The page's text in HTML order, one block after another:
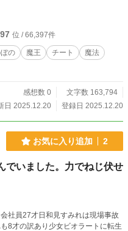
付いてしまうのか、「無」だった
は新たな友と出会い、親のように
は楽しく暮らしていた。人の機敏
表情や仕草だけで読み取る化け物は
様々な愛を知り、人生を知り、穏や
うような日々を送れていたけれど、
です。エロなし。
位 / 66,397件
の 魔王 チート
魔法
感想数 0
文字数 163,794
日 2025.12.20
登録日 2025.12.20
お気に入り追加 2
でいました。力でねじ伏せ
8才の訳あり少女ビオラートに転生